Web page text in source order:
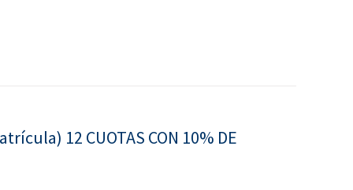
12 CUOTAS CON 10% DE